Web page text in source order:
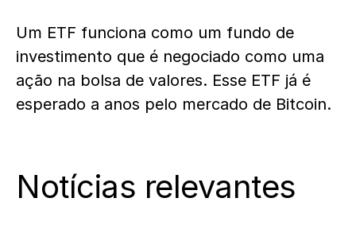
Um ETF funciona como um fundo de
investimento que é negociado como uma
ação na bolsa de valores. Esse ETF já é
esperado a anos pelo mercado de Bitcoin.
Notícias relevantes